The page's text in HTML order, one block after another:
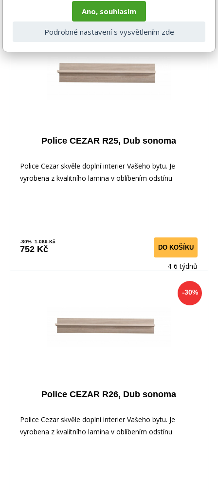
Police CEZAR R25, Dub sonoma
Police Cezar skvěle doplní interier Vašeho bytu. Je
vyrobena z kvalitního lamina v oblíbením odstínu
-30% 1 069 Kč
752 Kč DO KOŠÍKU
4-6 týdnů
-30%
Police CEZAR R26, Dub sonoma
Police Cezar skvěle doplní interier Vašeho bytu. Je
vyrobena z kvalitního lamina v oblíbením odstínu
Ano, souhlasím
Podrobné nastavení s vysvětlením zde